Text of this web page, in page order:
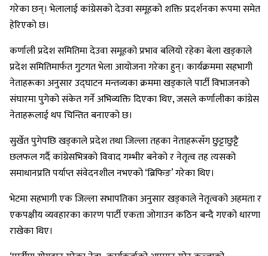
गरेका छन्। भेलालाई कांग्रेसको देउवा समूहको शक्ति प्रदर्शनका रूपमा समेत
हेरिएको छ।
कर्णाली प्रदेश समितिमा देउवा समूहको प्रभाव बलियो रहेका बेला खड्काले
प्रदेश समितिमार्फत गुटगत भेला आयोजना गरेका हुन्। कार्यक्रममा सहभागी
नेताहरूका अनुसार उद्घाटन मन्तव्यका क्रममा खड्काले पार्टी विभाजनको
संघारमा पुगेको संकेत गर्ने अभिव्यक्ति दिएका थिए, जसले कर्णालीका कांग्रेस
नेताहरूलाई थप चिन्तित बनाएको छ।
सुर्खेत पुगेपछि खड्काले प्रदेश तथा जिल्ला तहका नेताहरूसँग छुट्टाछुट्टै
छलफल गर्दै कांग्रेसभित्रको विवाद गम्भीर बनेको र नेतृत्व तह त्यसको
समाधानप्रति पर्याप्त संवेदनशील नभएको ‘ब्रिफिङ’ गरेका थिए।
भेटमा सहभागी एक जिल्ला सभापतिका अनुसार खड्काले नेतृत्वको अहमता र
एकपक्षीय व्यवहारका कारण पार्टी एकता जोगाउन कठिन बन्दै गएको धारणा
राखेका थिए।